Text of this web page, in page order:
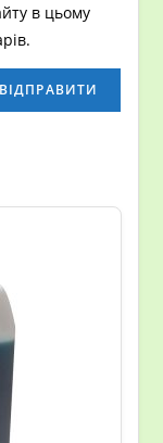
в цьому